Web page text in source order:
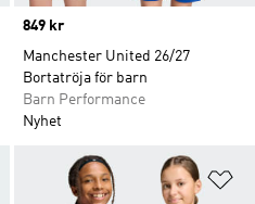
Price
849 kr
Manchester United 26/27
Bortatröja för barn
Barn Performance
Nyhet
Lägg till på önskelistan